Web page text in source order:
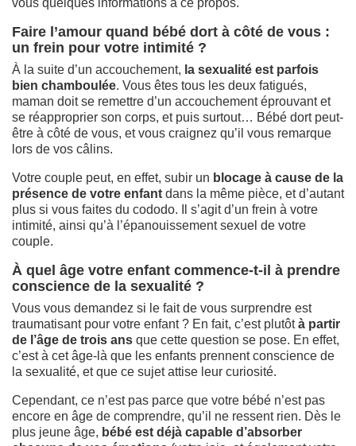
Faire l’amour quand bébé dort à côté de vous :
un frein pour votre intimité ?
À la suite d’un accouchement, la sexualité est parfois
bien chamboulée. Vous êtes tous les deux fatigués,
maman doit se remettre d’un accouchement éprouvant et
se réapproprier son corps, et puis surtout… Bébé dort peut-
être à côté de vous, et vous craignez qu’il vous remarque
lors de vos câlins.
Votre couple peut, en effet, subir un blocage à cause de la
présence de votre enfant dans la même pièce, et d’autant
plus si vous faites du cododo. Il s’agit d’un frein à votre
intimité, ainsi qu’à l’épanouissement sexuel de votre
couple.
À quel âge votre enfant commence-t-il à prendre
conscience de la sexualité ?
Vous vous demandez si le fait de vous surprendre est
traumatisant pour votre enfant ? En fait, c’est plutôtà partir
de l’âge de trois ans que cette question se pose. En effet,
c’est à cet âge-là que les enfants prennent conscience de
la sexualité, et que ce sujet attise leur curiosité.
Cependant, ce n’est pas parce que votre bébé n’est pas
encore en âge de comprendre, qu’il ne ressent rien. Dès le
plus jeune âge, bébé est déjà capable d’absorber